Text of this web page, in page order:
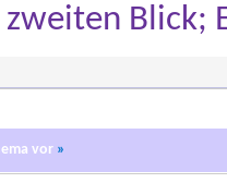
zweiten Blick;
vor »